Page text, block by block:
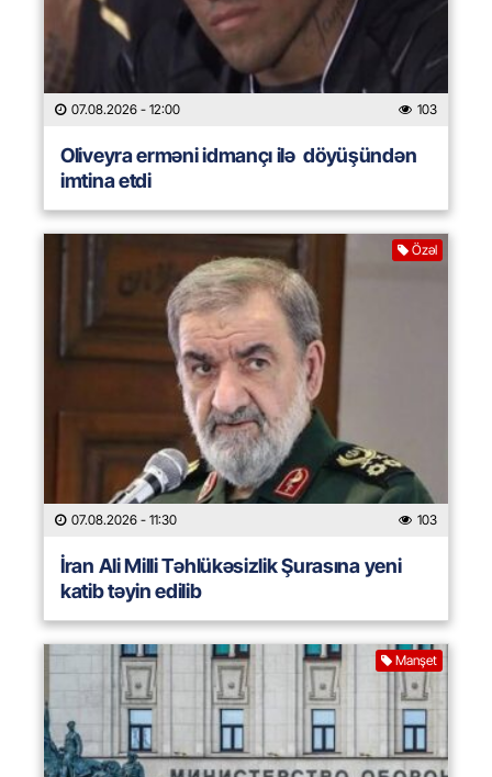
07.08.2026 - 12:00 103
Oliveyra erməni idmançı ilə döyüşündən
imtina etdi
Özəl
07.08.2026 - 11:30 103
İran Ali Milli Təhlükəsizlik Şurasına yeni
katib təyin edilib
Manşet